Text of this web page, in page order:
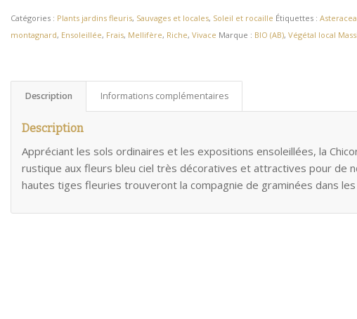
Catégories : Plants jardins fleuris, Sauvages et locales, Soleil et rocaille Étiquettes :
montagnard, Ensoleillée, Frais, Mellifère, Riche,Vivace Marque : BIO (AB),Végétal local
Description Informations complémentaires
Description
Appréciant les sols ordinaires et les expositions ensoleillées, la
rustique aux fleurs bleu ciel très décoratives et attractives pour de
hautes tiges fleuries trouveront la compagnie de graminées dans